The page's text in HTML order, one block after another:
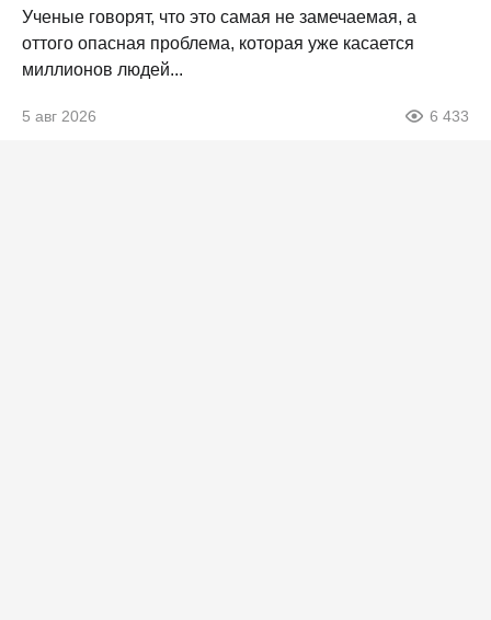
Ученые говорят, что это самая не замечаемая, а
оттого опасная проблема, которая уже касается
миллионов людей...
5 авг 2026 6 433